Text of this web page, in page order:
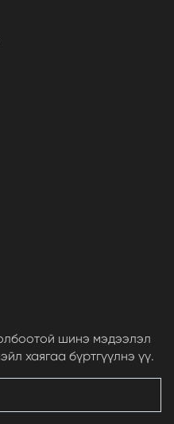
шинэ мэдээлэл
хаягаа бүртгүүлнэ үү.